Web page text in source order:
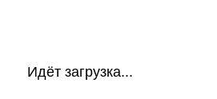
Идёт загрузка...